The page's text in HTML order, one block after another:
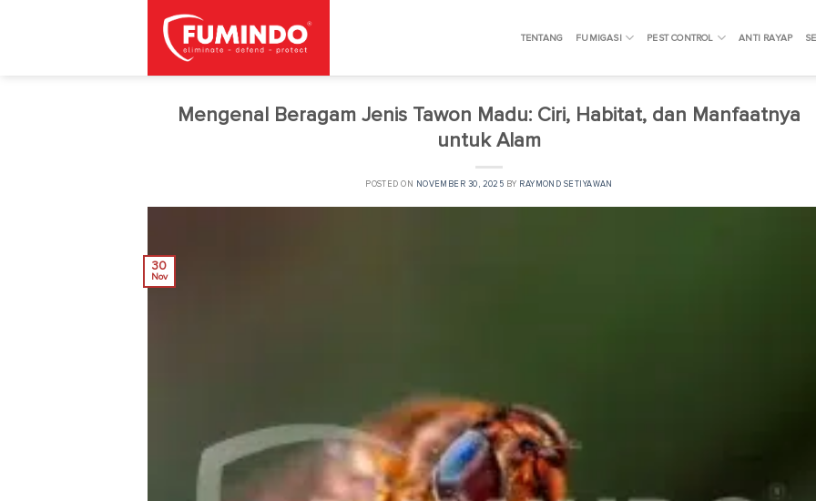
TENTANG FUMIGASI PEST CONTROL ANTI RAYAP
Mengenal Beragam Jenis Tawon Madu: Ciri, Habitat, dan Manfaatnya
untuk Alam
POSTED ON NOVEMBER 30, 2025 BY RAYMOND SETIYAWAN
30
Nov